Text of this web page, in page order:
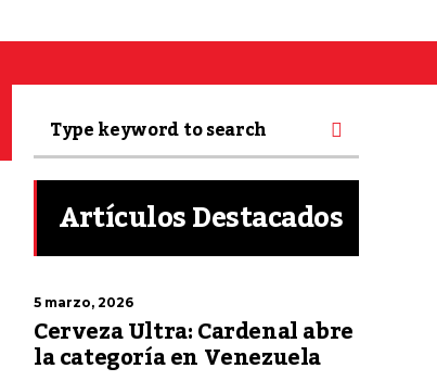
Artículos Destacados
5 marzo, 2026
Cerveza Ultra: Cardenal abre
la categoría en Venezuela